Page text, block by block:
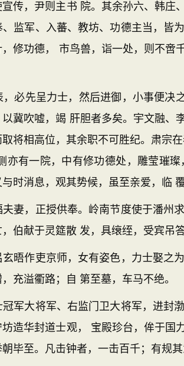
传，尹则主书 院。其余孙六、韩庄
监军、入蕃、教坊、功德主当，皆
修功德， 市鸟兽，诣一处，则不
先呈力士，然后进御，小事便决之
冀吹嘘，竭 肝胆者多矣。宇文融
将相高位，其余职不可胜纪。肃宗
亦有一院，中有修功德处，雕莹璀
时消息，观其势候，虽至亲爱，临
，正授供奉。岭南节度使于潘州
伯献于灵筵散 发，具缞绖，受宾吊
作吏京师，女有姿色，力士娶之
充溢衢路；自 第至墓，车马不绝。
大将军、右监门卫大将军，进封
造华封道士观， 宝殿珍台，侔于国
毕至。凡击钟者，一击百千；有规